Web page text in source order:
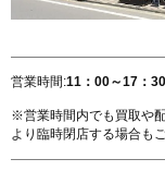
営業時間:11：00～17：30
※営業時間内でも買取や
より臨時閉店する場合も